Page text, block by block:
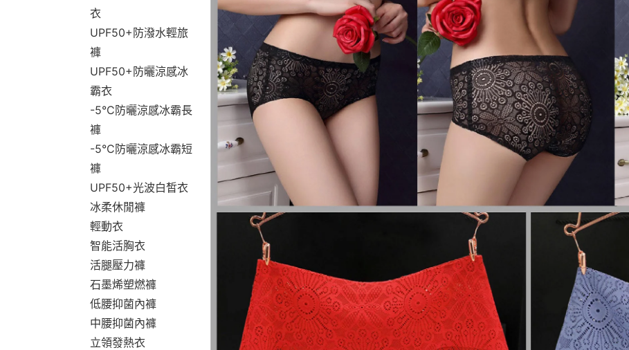
衣
UPF50+防潑水輕旅
褲
UPF50+防曬涼感冰
霸衣
-5°C防曬涼感冰霸長
褲
-5°C防曬涼感冰霸短
褲
UPF50+光波白皙衣
冰柔休閒褲
輕動衣
智能活胸衣
活腿壓力褲
石墨烯塑燃褲
低腰抑菌內褲
中腰抑菌內褲
立領發熱衣